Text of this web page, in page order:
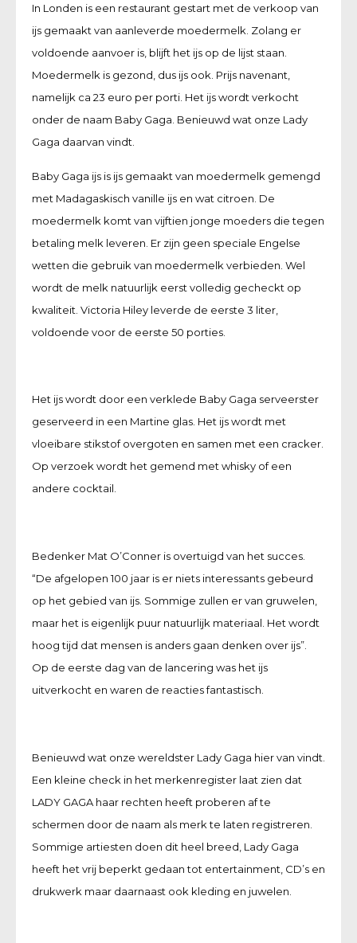
In Londen is een restaurant gestart met de verkoop van
ijs gemaakt van aanleverde moedermelk. Zolang er
voldoende aanvoer is, blijft het ijs op de lijst staan.
Moedermelk is gezond, dus ijs ook. Prijs navenant,
namelijk ca 23 euro per porti. Het ijs wordt verkocht
onder de naam Baby Gaga. Benieuwd wat onze Lady
Gaga daarvan vindt.
Baby Gaga ijs is ijs gemaakt van moedermelk gemengd
met Madagaskisch vanille ijs en wat citroen. De
moedermelk komt van vijftien jonge moeders die tegen
betaling melk leveren. Er zijn geen speciale Engelse
wetten die gebruik van moedermelk verbieden. Wel
wordt de melk natuurlijk eerst volledig gecheckt op
kwaliteit. Victoria Hiley leverde de eerste 3 liter,
voldoende voor de eerste 50 porties.
Het ijs wordt door een verklede Baby Gaga serveerster
geserveerd in een Martine glas. Het ijs wordt met
vloeibare stikstof overgoten en samen met een cracker.
Op verzoek wordt het gemend met whisky of een
andere cocktail.
Bedenker Mat O’Conner is overtuigd van het succes.
“De afgelopen 100 jaar is er niets interessants gebeurd
op het gebied van ijs. Sommige zullen er van gruwelen,
maar het is eigenlijk puur natuurlijk materiaal. Het wordt
hoog tijd dat mensen is anders gaan denken over ijs”.
Op de eerste dag van de lancering was het ijs
uitverkocht en waren de reacties fantastisch.
Benieuwd wat onze wereldster Lady Gaga hier van vindt.
Een kleine check in het merkenregister laat zien dat
LADY GAGA haar rechten heeft proberen af te
schermen door de naam als merk te laten registreren.
Sommige artiesten doen dit heel breed, Lady Gaga
heeft het vrij beperkt gedaan tot entertainment, CD’s en
drukwerk maar daarnaast ook kleding en juwelen.